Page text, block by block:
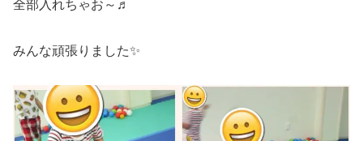
全部入れちゃお～♬
みんな頑張りました✨